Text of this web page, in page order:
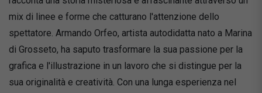
mix di linee e forme che catturano l'attenzione dello
spettatore. Armando Orfeo, artista autodidatta nato a Marina
di Grosseto, ha saputo trasformare la sua passione per la
grafica e l'illustrazione in un lavoro che si distingue per la
sua originalità e creatività. Con una lunga esperienza nel